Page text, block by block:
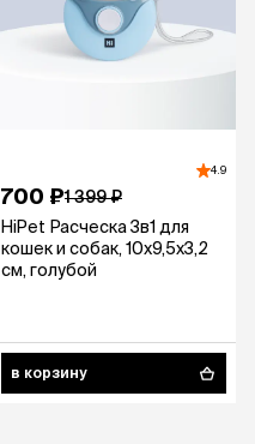
4.9
700 ₽1 399 ₽
HiPet Расческа 3в1 для
кошек и собак, 10х9,5х3,2
см, голубой
в корзину